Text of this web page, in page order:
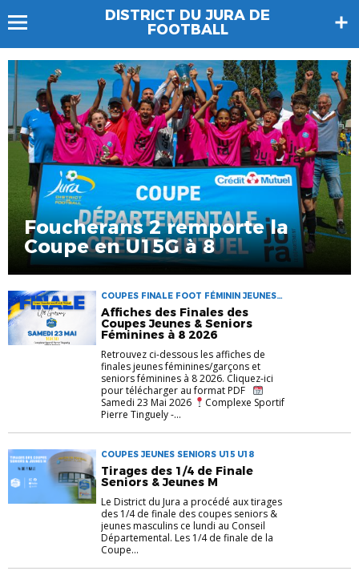
DISTRICT DU JURA DE
FOOTBALL
Foucherans 2 remporte la
Coupe en U15G à 8
COUPES FINALE FOOT FÉMININ JEUNES
PARTENAIRES SENIORS U13 U15 U16F U18
Affiches des Finales des
Coupes Jeunes & Seniors
Féminines à 8 2026
Retrouvez ci-dessous les affiches de
finales jeunes féminines/garçons et
seniors féminines à 8 2026. Cliquez-ici
pour télécharger au format PDF
Samedi 23 Mai 2026
Complexe Sportif
Pierre Tinguely -...
COUPES JEUNES SENIORS U15 U18
Tirages des 1/4 de Finale
Seniors & Jeunes M
Le District du Jura a procédé aux tirages
des 1/4 de finale des coupes seniors &
jeunes masculins ce lundi au Conseil
Départemental. Les 1/4 de finale de la
Coupe...